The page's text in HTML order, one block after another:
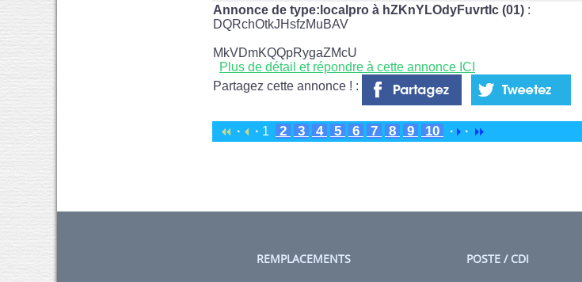
Annonce de type:localpro à hZKnYLOdyFuvrtIc (01) :
DQRchOtkJHsfzMuBAV
MkVDmKQQpRygaZMcU
Plus de détail et répondre à cette annonce ICI
Partagez cette annonce ! :
· · 1 2 3 4 5 6 7 8 9 10 · ·
REMPLACEMENTS POSTE / CDI